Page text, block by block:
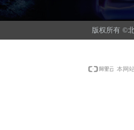
版权所有 ©️
本网